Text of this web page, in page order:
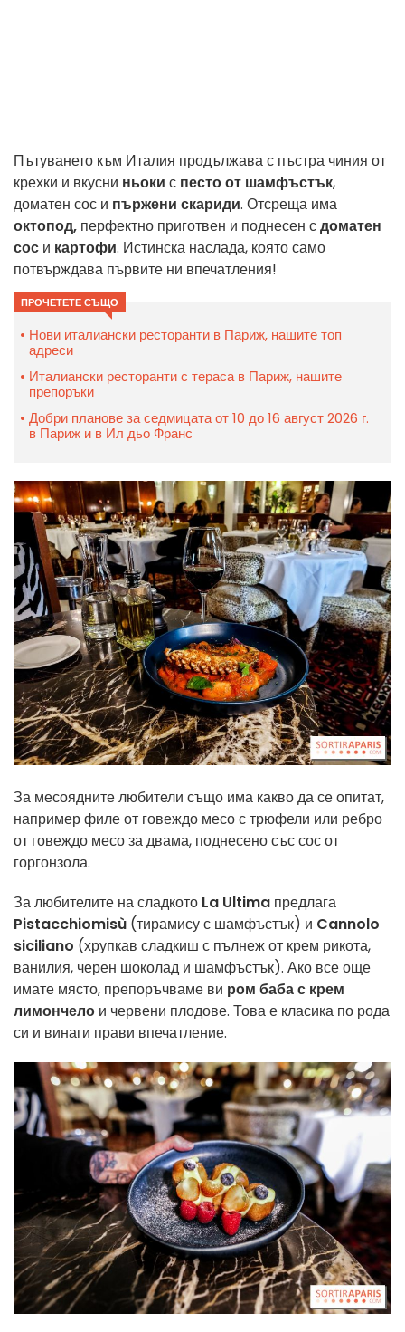
Пътуването към Италия продължава с пъстра чиния от
крехки и вкусни ньоки с песто от шамфъстък,
доматен сос и пържени скариди. Отсреща има
октопод, перфектно приготвен и поднесен сдоматен
сос и картофи. Истинска наслада, която само
потвърждава първите ни впечатления!
ПРОЧЕТЕТЕ СЪЩО
Нови италиански ресторанти в Париж, нашите топ
адреси
Италиански ресторанти с тераса в Париж, нашите
препоръки
Добри планове за седмицата от 10 до 16 август 2026 г.
в Париж и в Ил дьо Франс
За месоядните любители също има какво да се опитат,
например филе от говеждо месо с трюфели или ребро
от говеждо месо за двама, поднесено със сос от
горгонзола.
За любителите на сладкото La Ultima предлага
Pistacchiomisù (тирамису с шамфъстък) и Cannolo
siciliano (хрупкав сладкиш с пълнеж от крем рикота,
ванилия, черен шоколад и шамфъстък). Ако все още
имате място, препоръчваме ви ром баба с крем
лимончело и червени плодове. Това е класика по рода
си и винаги прави впечатление.